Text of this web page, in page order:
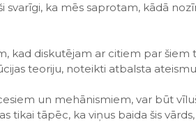
svarīgi, ka mēs saprotam, kādā
kad diskutējam ar citiem par šiem
teoriju, noteikti atbalsta
un mehānismiem, var būt
tikai tāpēc, ka viņus baida šis